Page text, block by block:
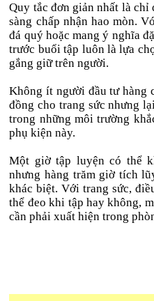
Quy tắc đơn giản nhất là chỉ
sàng chấp nhận hao mòn.
đá quý hoặc mang ý nghĩa
trước buổi tập luôn là lựa
gắng giữ trên người.
Không ít người đầu tư hàng
đồng cho trang sức nhưng
trong những môi trường
phụ kiện này.
Một giờ tập luyện có thể
nhưng hàng trăm giờ tích
khác biệt. Với trang sức,
thể đeo khi tập hay không,
cần phải xuất hiện trong